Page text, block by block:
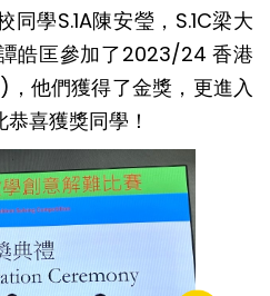
學S.1A陳安瑩，S.1C梁大
皓匡參加了2023/24 香港
他們獲得了金獎，更進入
喜獲獎同學！